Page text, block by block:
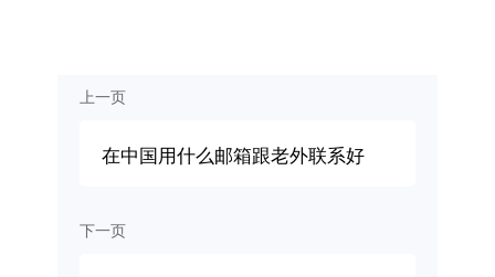
上一页
在中国用什么邮箱跟老外联系好
下一页